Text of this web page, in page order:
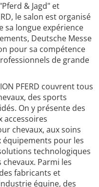
& Jagd" et
le salon est organisé
sa longue expérience
Deutsche Messe
pour sa compétence
de grande
PFERD couvrent tous
des sports
On y présente des
accessoires
chevaux, aux soins
équipements pour les
technologiques
Parmi les
fabricants et
équine, des